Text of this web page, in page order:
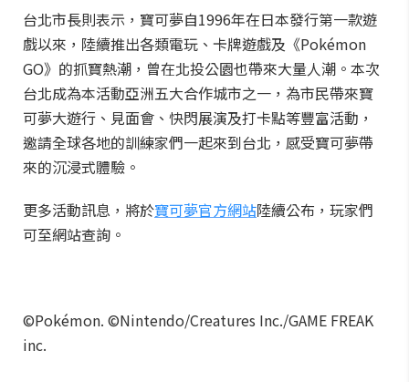
台北市長則表示，寶可夢自1996年在日本發行第一款遊
戲以來，陸續推出各類電玩、卡牌遊戲及《Pokémon
GO》的抓寶熱潮，曾在北投公園也帶來大量人潮。本次
台北成為本活動亞洲五大合作城市之一，為市民帶來寶
可夢大遊行、見面會、快閃展演及打卡點等豐富活動，
邀請全球各地的訓練家們一起來到台北，感受寶可夢帶
來的沉浸式體驗。
更多活動訊息，將於寶可夢官方網站陸續公布，玩家們
可至網站查詢。
©Pokémon. ©Nintendo/Creatures Inc./GAME FREAK
inc.